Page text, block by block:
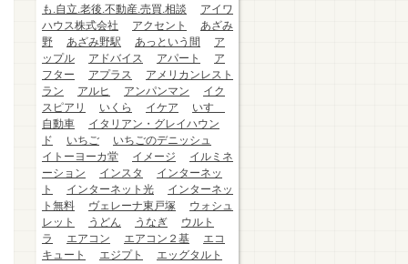
も.自立.老後.不動産.売買.相談
アイワ
ハウス株式会社
アクセント
あざみ
野
あざみ野駅 あっという間
ア
ップル
アドバイス アパート
ア
フター
アプラス
アメリカンレスト
ラン
アルヒ アンパンマン
イク
スピアリ
いくら イケア
いすゞ
自動車
イタリアン・グレイハウン
ド
いちご
いちごのデニッシュ
イトーヨーカ堂
イメージ
イルミネ
ーション
インスタ
インターネッ
ト
インターネット光
インターネッ
ト無料
ヴェレーナ東戸塚
ウォシュ
レット
うどん うなぎ
ウルト
ラ
エアコン エアコン２基
エコ
キュート
エジプト
エッグタルト